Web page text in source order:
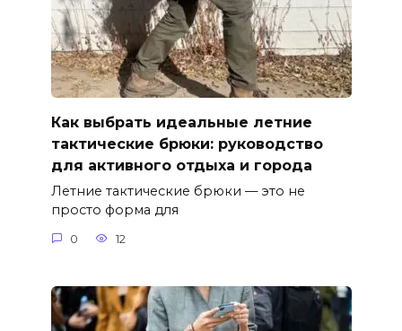
Как выбрать идеальные летние
тактические брюки: руководство
для активного отдыха и города
Летние тактические брюки — это не
просто форма для
0 12